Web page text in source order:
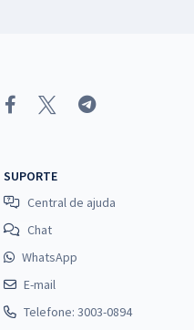
SUPORTE
Central de ajuda
Chat
WhatsApp
E-mail
Telefone: 3003-0894